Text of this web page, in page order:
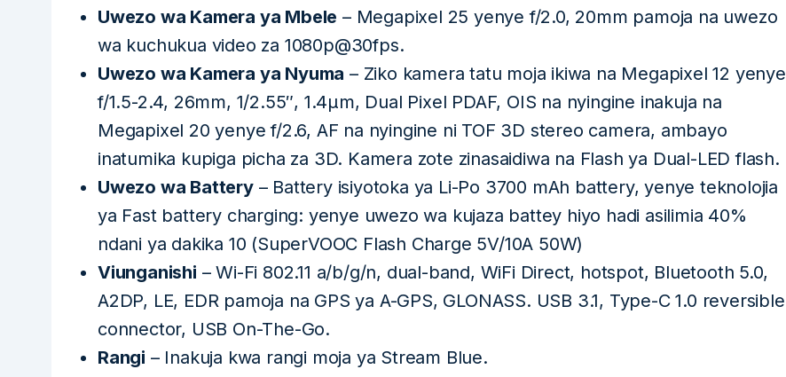
Uwezo wa Kamera ya Mbele – Megapixel 25 yenye f/2.0, 20mm pamoja na uwezo
wa kuchukua video za 1080p@30fps.
Uwezo wa Kamera ya Nyuma – Ziko kamera tatu moja ikiwa na Megapixel 12 yenye
f/1.5-2.4, 26mm, 1/2.55″, 1.4µm, Dual Pixel PDAF, OIS na nyingine inakuja na
Megapixel 20 yenye f/2.6, AF na nyingine ni TOF 3D stereo camera, ambayo
inatumika kupiga picha za 3D. Kamera zote zinasaidiwa na Flash ya Dual-LED flash.
Uwezo wa Battery– Battery isiyotoka ya Li-Po 3700 mAh battery, yenye teknolojia
ya Fast battery charging: yenye uwezo wa kujaza battey hiyo hadi asilimia 40%
ndani ya dakika 10 (SuperVOOC Flash Charge 5V/10A 50W)
Viunganishi – Wi-Fi 802.11 a/b/g/n, dual-band, WiFi Direct, hotspot, Bluetooth 5.0,
A2DP, LE, EDR pamoja na GPS ya A-GPS, GLONASS. USB 3.1, Type-C 1.0 reversible
connector, USB On-The-Go.
Rangi – Inakuja kwa rangi moja ya Stream Blue.